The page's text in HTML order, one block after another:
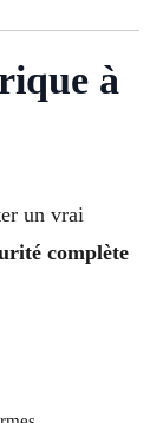
à
un vrai
complète